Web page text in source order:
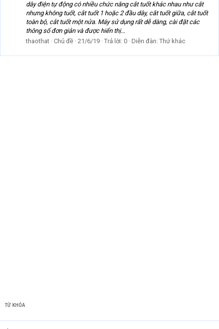
dây điện tự động có nhiều chức năng cắt tuốt khác nhau như cắt
nhưng không tuốt, cắt tuốt 1 hoặc 2 đầu dây, cắt tuốt giữa, cắt tuốt
toàn bộ, cắt tuốt một nửa. Máy sử dụng rất dễ dàng, cài đặt các
thông số đơn giản và được hiển thị...
thaothat Chủ đề 21/6/19 Trả lời: 0 Diễn đàn: Thứ khác
TỪ KHÓA